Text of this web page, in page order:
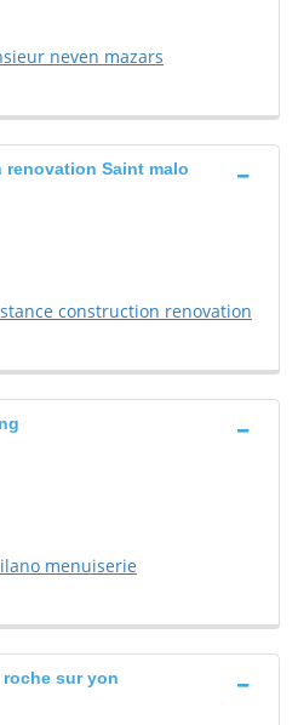
neven mazars
Saint malo
construction renovation
menuiserie
sur yon